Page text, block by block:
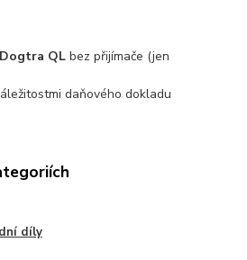
Dogtra QL bez přijímače (jen
daňového dokladu
díly